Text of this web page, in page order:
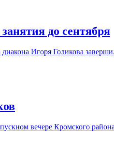
до сентября
Игоря Голикова
вечере Кромского